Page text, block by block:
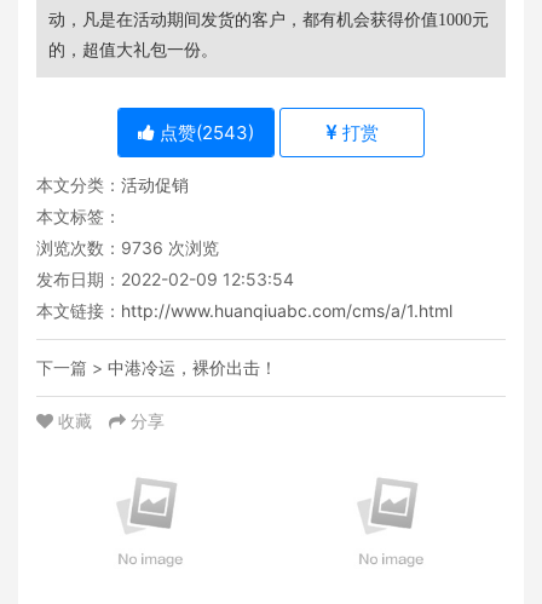
动，凡是在活动期间发货的客户，都有机会获得价值1000元
的，超值大礼包一份。
点赞(2543) 打赏
本文分类： 活动促销
本文标签：
浏览次数： 9736 次浏览
发布日期：2022-02-09 12:53:54
本文链接： http://www.huanqiuabc.com/cms/a/1.html
下一篇 > 中港冷运，裸价出击！
收藏 分享